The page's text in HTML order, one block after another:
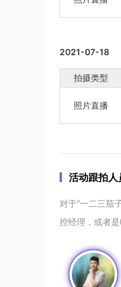
2021-07-18
拍摄类型
照片直播
活动跟拍人
对于“一二三茄
控经理，或者